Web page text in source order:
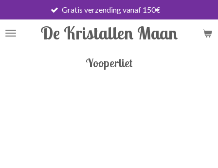
direct
naar
De Kristallen Maan
Gratis verzending vanaf 150€
Yooperliet